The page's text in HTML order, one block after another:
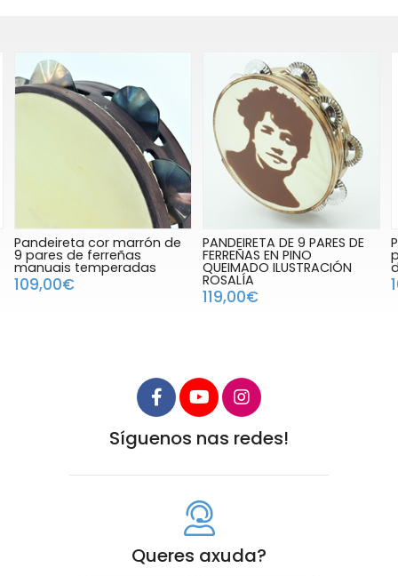
PANDEIRETA DE 9 PARES DE
FERREÑAS EN PINO
QUEIMADO ILUSTRACIÓN
ROSALÍA
119,00€
Pandeireta tradicional de 7
pares de ferreñas azul
decorada con estrelas
103,00€
Síguenos nas redes!
Queres axuda?